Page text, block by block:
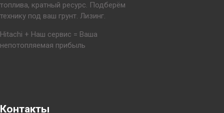
топлива, кратный ресурс. Подберём
технику под ваш грунт. Лизинг.
Hitachi + Наш сервис = Ваша
непотопляемая прибыль
Контакты